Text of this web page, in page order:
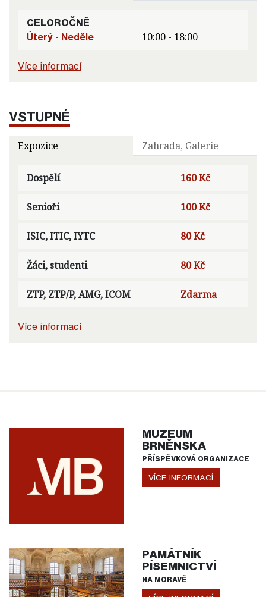
CELOROČNĚ
Úterý - Neděle
10:00 - 18:00
Více informací
VSTUPNÉ
Expozice Zahrada, Galerie
Dospělí 160 Kč
Senioři 100 Kč
ISIC, ITIC, IYTC 80 Kč
Žáci, studenti 80 Kč
ZTP, ZTP/P, AMG, ICOM Zdarma
Více informací
MUZEUM
BRNĚNSKA
PŘÍSPĚVKOVÁ ORGANIZACE
VÍCE INFORMACÍ
PAMÁTNÍK
PÍSEMNICTVÍ
NA MORAVĚ